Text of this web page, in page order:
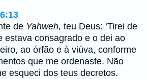
de Yahweh, teu Deus: ‘Tirei de
estava consagrado e o dei ao
ao órfão e à viúva, conforme
que me ordenaste. Não
esqueci dos teus decretos.